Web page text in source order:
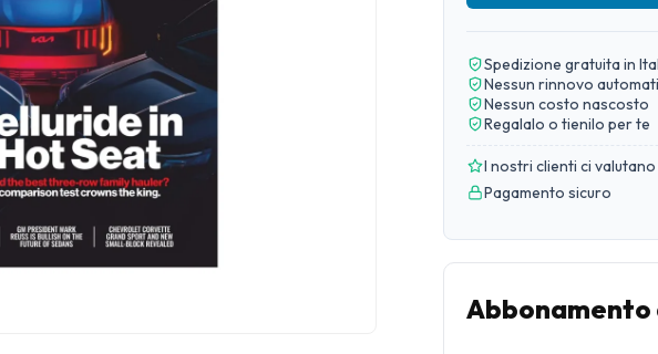
Spedizione gratuita in
Nessun rinnovo
Nessun costo nascosto
Regalalo o tienilo per te
I nostri clienti ci valutano
Pagamento sicuro
Abbonamento